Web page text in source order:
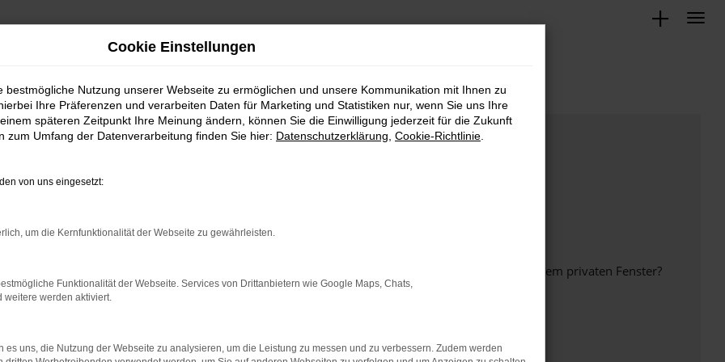
bestimmter Seiten verhindern. Funktioniert die Seite in einem anderen Browser oder in einem privaten Fenster?
beheben.
auf dem neuesten Stand sind.
kann auch dazu führen, dass bestimmte Funktionen nicht mehr unterstützt werden.
Cookie Einstellungen
bestmögliche Nutzung unserer Webseite zu ermöglichen und unsere Kommunikation mit Ihnen zu
Ihre Präferenzen und verarbeiten Daten für Marketing und Statistiken nur, wenn Sie uns Ihre
späteren Zeitpunkt Ihre Meinung ändern, können Sie die Einwilligung jederzeit für die Zukunft
zum Umfang der Datenverarbeitung finden Sie hier: Datenschutzerklärung Cookie-Richtlinie
von uns eingesetzt:
um die Kernfunktionalität der Webseite zu gewährleisten.
Funktionalität der Webseite. Services von Drittanbietern wie Google Maps, Chats,
weitere werden aktiviert.
es uns, die Nutzung der Webseite zu analysieren, um die Leistung zu messen und zu verbessern. Zudem werden